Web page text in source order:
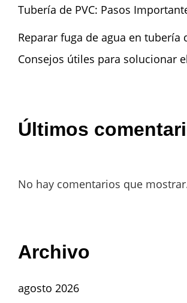
Tubería de PVC: Pasos
Reparar fuga de agua en tubería
Consejos útiles para solucionar
Últimos
No hay comentarios que
Archivo
agosto 2026